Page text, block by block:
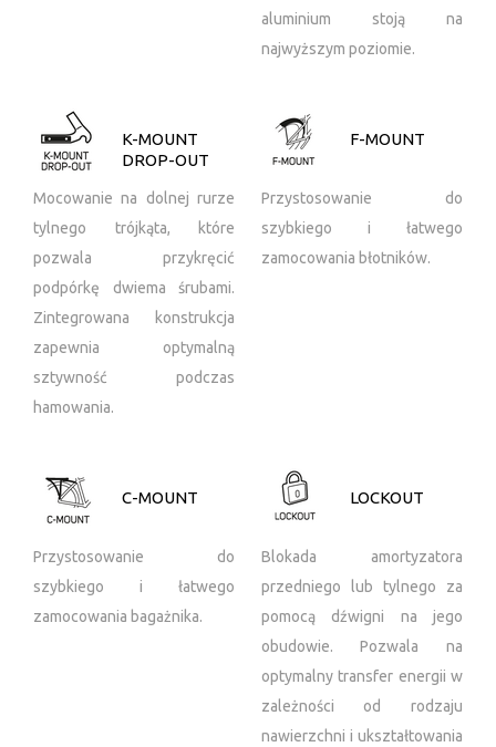
aluminium stoją na
najwyższym poziomie.
K-MOUNT
DROP-OUT
Mocowanie na dolnej rurze
tylnego trójkąta, które
pozwala przykręcić
podpórkę dwiema śrubami.
Zintegrowana konstrukcja
zapewnia optymalną
sztywność podczas
hamowania.
F-MOUNT
Przystosowanie do
szybkiego i łatwego
zamocowania błotników.
C-MOUNT
Przystosowanie do
szybkiego i łatwego
zamocowania bagażnika.
LOCKOUT
Blokada amortyzatora
przedniego lub tylnego za
pomocą dźwigni na jego
obudowie. Pozwala na
optymalny transfer energii w
zależności od rodzaju
nawierzchni i ukształtowania